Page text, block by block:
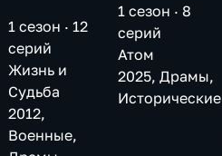
1 сезон · 12
серий
Жизнь и
Судьба
2012,
Военные,
1 сезон · 8
серий
Атом
2025, Драмы,
Исторические